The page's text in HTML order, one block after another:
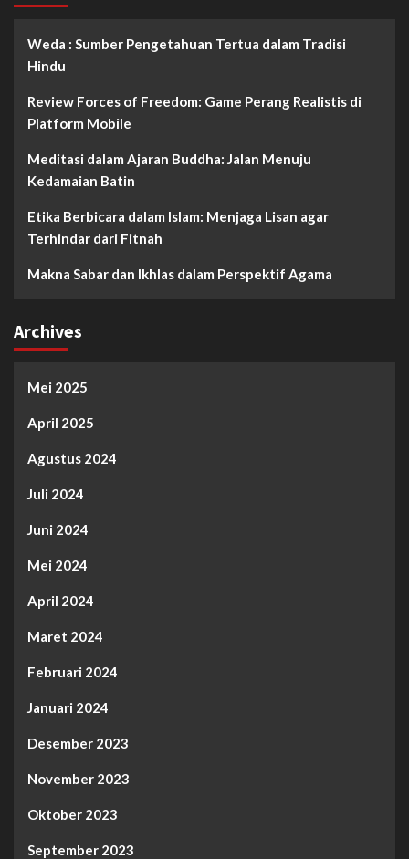
Weda : Sumber Pengetahuan Tertua dalam Tradisi
Hindu
Review Forces of Freedom: Game Perang Realistis di
Platform Mobile
Meditasi dalam Ajaran Buddha: Jalan Menuju
Kedamaian Batin
Etika Berbicara dalam Islam: Menjaga Lisan agar
Terhindar dari Fitnah
Makna Sabar dan Ikhlas dalam Perspektif Agama
Archives
Mei 2025
April 2025
Agustus 2024
Juli 2024
Juni 2024
Mei 2024
April 2024
Maret 2024
Februari 2024
Januari 2024
Desember 2023
November 2023
Oktober 2023
September 2023